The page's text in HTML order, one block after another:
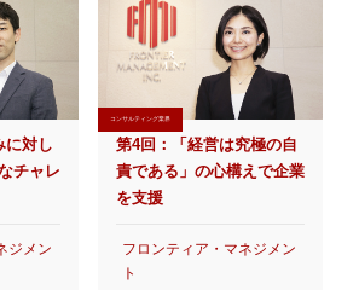
に対し
チャレ
ジメン
コンサルティング業界
第4回：「経営は究極の自
責である」の心構えで企業
を支援
フロンティア・マネジメン
ト